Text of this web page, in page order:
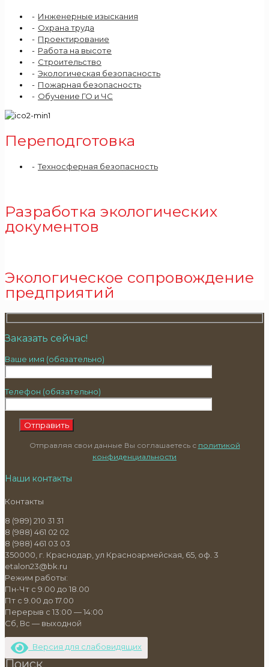
Инженерные изыскания
Охрана труда
Проектирование
Работа на высоте
Строительство
Экологическая безопасность
Пожарная безопасность
Обучение ГО и ЧС
Переподготовка
Техносферная безопасность
Разработка экологических
документов
Экологическое сопровождение
предприятий
Заказать сейчас!
Ваше имя (обязательно)
Телефон (обязательно)
Отправляя свои данные Вы соглашаетесь с политикой
конфиденциальности
Наши контакты
Контакты
8 (989) 210 31 31
8 (988) 461 02 02
8 (988) 461 03 03
350000, г. Краснодар, ул Красноармейская, 65, оф. 3
etalon23@bk.ru
Режим работы:
Пн-Чт с 9.00 до 18.00
Пт с 9.00 до 17.00
Перерыв с 13:00 — 14:00
Сб, Вс — выходной
Версия для слабовидящих
Поиск